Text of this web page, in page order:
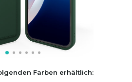
Farben erhältlich: